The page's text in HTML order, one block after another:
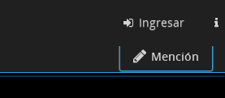
Ingresar
Mención